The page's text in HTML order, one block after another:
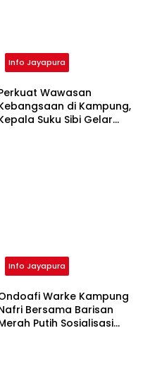
Info Jayapura
Wawasan
di Kampung,
Suku Sibi Gelar
Info Jayapura
Warke Kampung
Bersama Barisan
Putih Sosialisasi